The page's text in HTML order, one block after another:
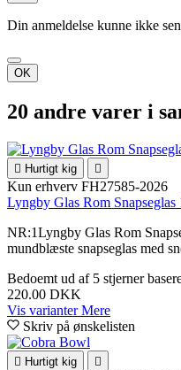
Din anmeldelse kunne ikke
OK
20 andre varer i
 Hurtigt kig 
Kun erhverv FH27585-2026
Lyngby Glas Rom
NR:1Lyngby Glas Rom
mundblæste snapseglas med
Bedoemt ud af 5 stjerner
220.00 DKK
Vis varianterMere
Skriv på ønskelisten
 Hurtigt kig 